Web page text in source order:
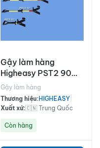
Gậy làm hàng
Higheasy PST2 90
inches
Gậy làm hàng
Thương hiệu: HIGHEASY
Xuất xứ:🇨🇳 Trung Quốc
Còn hàng